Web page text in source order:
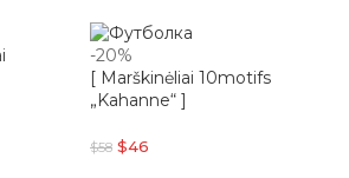
-20%
[ Marškinėliai 10motifs
„Kahanne“ ]
$58 $46